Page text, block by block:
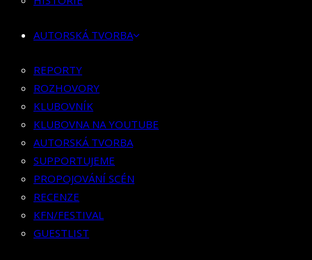
KLUBOVNA NA YOUTUBE
SUPPORTUJEME
PROPOJOVÁNÍ SCÉN
RECENZE
KFN/FESTIVAL
GUESTLIST
SPOLUPRÁCE
BOOKING
PR SPOLUPRÁCE
AUTORSKÁ TVORBA
REPORTY
ROZHOVORY
KLUBOVNÍK
KLUBOVNA NA YOUTUBE
AUTORSKÁ TVORBA
SUPPORTUJEME
PROPOJOVÁNÍ SCÉN
RECENZE
KFN/FESTIVAL
GUESTLIST